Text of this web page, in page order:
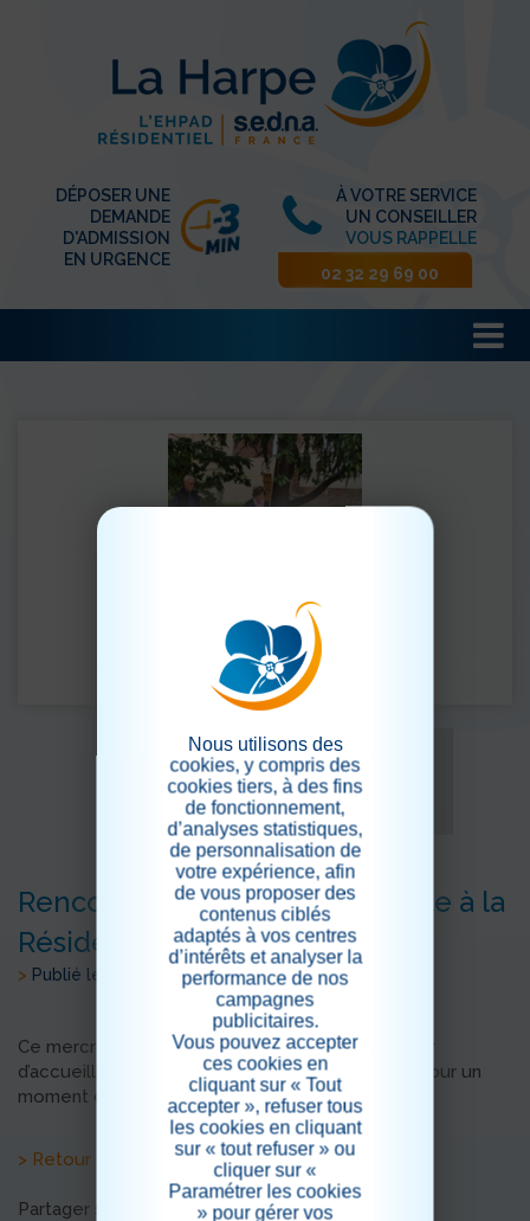
DÉPOSER UNE
DEMANDE
D'ADMISSION
EN URGENCE
À VOTRE SERVICE
UN CONSEILLER
VOUS RAPPELLE
02 32 29 69 00
Rencontre intergénérationnelle à la
Résidence La Harpe
> Publié le 30/08/2025
Ce mercredi, la Résidence La Harpe a eu le plaisir
d’accueillir les enfants du centre aéré d’Évreux pour un
moment chaleureux et convivial !
> Retour aux actualités
Partager sur les réseaux sociaux
Nous utilisons des
cookies, y compris des
cookies tiers, à des fins
de fonctionnement,
d’analyses statistiques,
de personnalisation de
votre expérience, afin
de vous proposer des
contenus ciblés
adaptés à vos centres
d’intérêts et analyser la
performance de nos
campagnes
publicitaires.
Vous pouvez accepter
ces cookies en
cliquant sur « Tout
accepter », refuser tous
les cookies en cliquant
sur « tout refuser » ou
cliquer sur «
Paramétrer les cookies
» pour gérer vos